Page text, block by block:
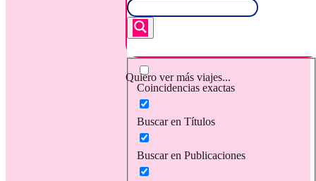
Quiero ver más viajes...
Coincidencias exactas
Buscar en Títulos
Buscar en Publicaciones